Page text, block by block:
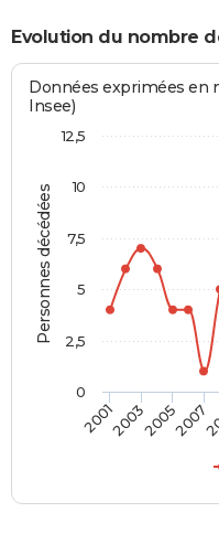
Evolution du nombre
Personnes décédées
Données exprimées en
Insee)
2001200320052007
0
2,5
5
7,5
10
12,5